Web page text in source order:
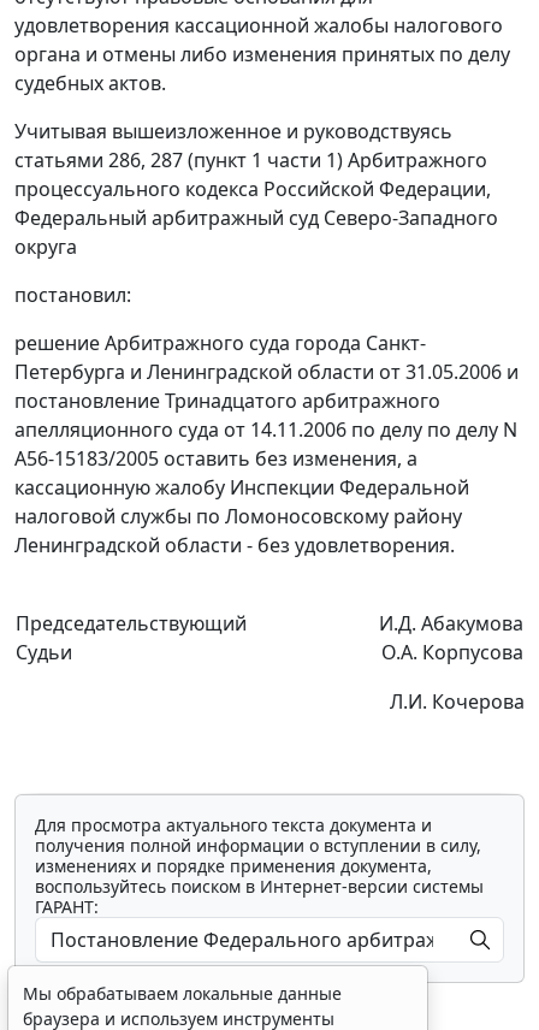
удовлетворения кассационной жалобы налогового
органа и отмены либо изменения принятых по делу
судебных актов.
Учитывая вышеизложенное и руководствуясь
статьями 286, 287 (пункт 1 части 1)Арбитражного
процессуального кодекса Российской Федерации,
Федеральный арбитражный суд Северо-Западного
округа
постановил:
решение Арбитражного суда города Санкт-
Петербурга и Ленинградской области от 31.05.2006 и
постановление Тринадцатого арбитражного
апелляционного суда от 14.11.2006 по делу по делу N
А56-15183/2005 оставить без изменения, а
кассационную жалобу Инспекции Федеральной
налоговой службы по Ломоносовскому району
Ленинградской области - без удовлетворения.
Председательствующий
Судьи
И.Д. Абакумова
О.А. Корпусова
Л.И. Кочерова
Для просмотра актуального текста документа и
получения полной информации о вступлении в силу,
изменениях и порядке применения документа,
воспользуйтесь поиском в Интернет-версии системы
ГАРАНТ:
Мы обрабатываем локальные данные
браузера и используем инструменты